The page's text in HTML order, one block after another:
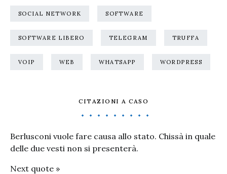
SOCIAL NETWORK SOFTWARE
SOFTWARE LIBERO TELEGRAM TRUFFA
VOIP WEB WHATSAPP WORDPRESS
CITAZIONI A CASO
Berlusconi vuole fare causa allo stato. Chissà in quale
delle due vesti non si presenterà.
Next quote »